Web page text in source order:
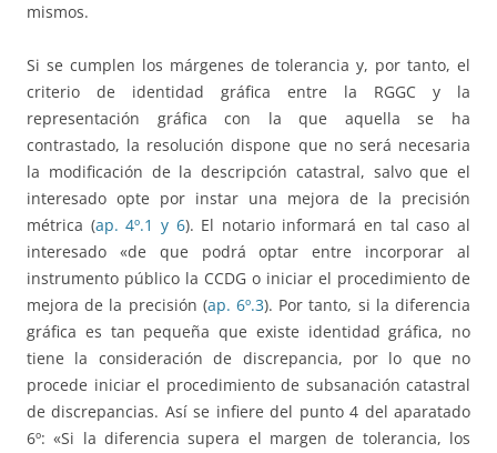
mismos.
Si se cumplen los márgenes de tolerancia y, por tanto, el
criterio de identidad gráfica entre la RGGC y la
representación gráfica con la que aquella se ha
contrastado, la resolución dispone que no será necesaria
la modificación de la descripción catastral, salvo que el
interesado opte por instar una mejora de la precisión
métrica (ap. 4º.1 y 6). El notario informará en tal caso al
interesado «de que podrá optar entre incorporar al
instrumento público la CCDG o iniciar el procedimiento de
mejora de la precisión (ap. 6º.3). Por tanto, si la diferencia
gráfica es tan pequeña que existe identidad gráfica, no
tiene la consideración de discrepancia, por lo que no
procede iniciar el procedimiento de subsanación catastral
de discrepancias. Así se infiere del punto 4 del aparatado
6º: «Si la diferencia supera el margen de tolerancia, los